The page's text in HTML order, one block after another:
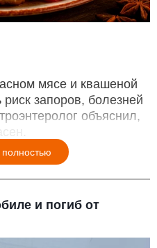
мясе и квашеной
запоров, болезней
объяснил,
полностью
и погиб от